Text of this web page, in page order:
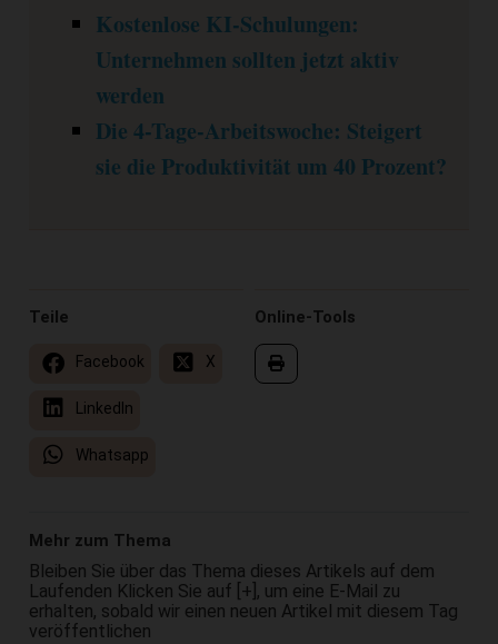
Kostenlose KI-Schulungen:
Unternehmen sollten jetzt aktiv
werden
Die 4-Tage-Arbeitswoche: Steigert
sie die Produktivität um 40 Prozent?
Online-Tools
Teile
Facebook X
LinkedIn
Whatsapp
Mehr zum Thema
Bleiben Sie über das Thema dieses Artikels auf dem
Laufenden Klicken Sie auf [+], um eine E-Mail zu
erhalten, sobald wir einen neuen Artikel mit diesem Tag
veröffentlichen